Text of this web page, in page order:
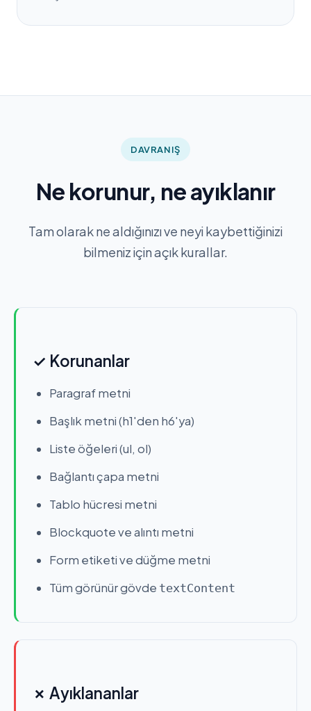
DAVRANIŞ
Ne korunur, ne ayıklanır
Tam olarak ne aldığınızı ve neyi kaybettiğinizi
bilmeniz için açık kurallar.
✓ Korunanlar
Paragraf metni
Başlık metni (h1'den h6'ya)
Liste öğeleri (ul, ol)
Bağlantı çapa metni
Tablo hücresi metni
Blockquote ve alıntı metni
Form etiketi ve düğme metni
Tüm görünür gövde textContent
✗ Ayıklananlar